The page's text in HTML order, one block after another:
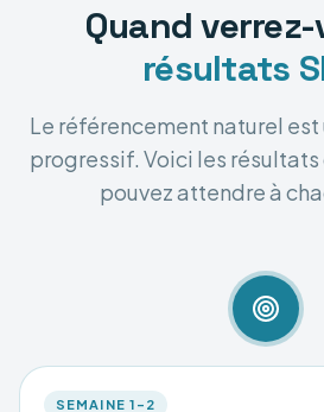
Quand
résultats
Le référencement naturel
progressif. Voici les résultats
pouvez attendre à
SEMAINE 1–2